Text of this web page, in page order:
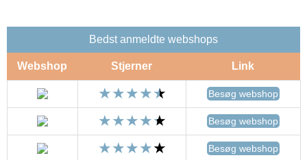
Bedst anmeldte webshops
Webshop Stjerner Link
Besøg webshop
Besøg webshop
Besøg webshop